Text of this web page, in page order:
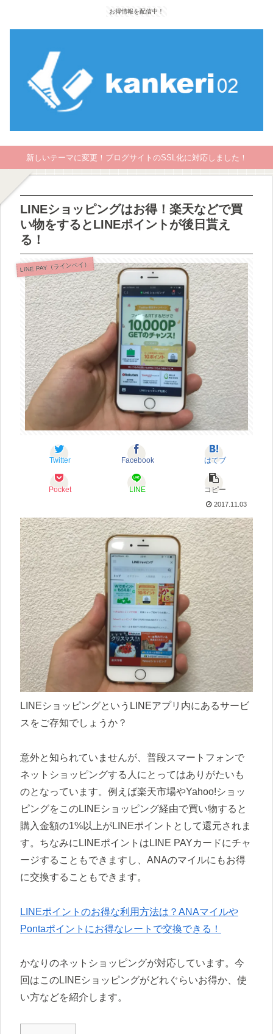
お得情報を配信中！
新しいテーマに変更！ブログサイトのSSL化に対応しました！
LINEショッピングはお得！楽天などで買
い物をするとLINEポイントが後日貰え
る！
LINE PAY（ラインペイ）
Twitter Facebook はてブ
Pocket LINE コピー
2017.11.03
LINEショッピングというLINEアプリ内にあるサービ
スをご存知でしょうか？
意外と知られていませんが、普段スマートフォンで
ネットショッピングする人にとってはありがたいも
のとなっています。例えば楽天市場やYahoo!ショッ
ピングをこのLINEショッピング経由で買い物すると
購入金額の1%以上がLINEポイントとして還元されま
す。ちなみにLINEポイントはLINE PAYカードにチャ
ージすることもできますし、ANAのマイルにもお得
に交換することもできます。
LINEポイントのお得な利用方法は？ANAマイルや
Pontaポイントにお得なレートで交換できる！
かなりのネットショッピングが対応しています。今
回はこのLINEショッピングがどれぐらいお得か、使
い方などを紹介します。